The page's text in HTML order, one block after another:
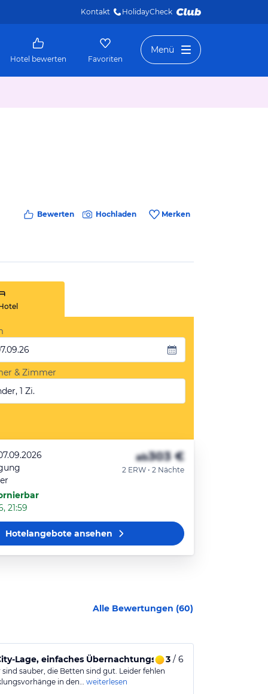
Kontakt HolidayCheck
Hotel bewerten Favoriten
Menü
Bewerten Hochladen Merken
& Zimmer
1 Zi.
21:59
ab303 €
2 ERW • 2 Nächte
Hotelangeboteansehen
Alle Bewertungen (60)
Lage, einfaches Übernachtungshotel
3/ 6
sauber, die Betten sind gut. Leider fehlen
in den… weiterlesen